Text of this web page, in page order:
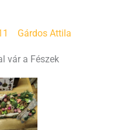
Gárdos Attila
vár a Fészek